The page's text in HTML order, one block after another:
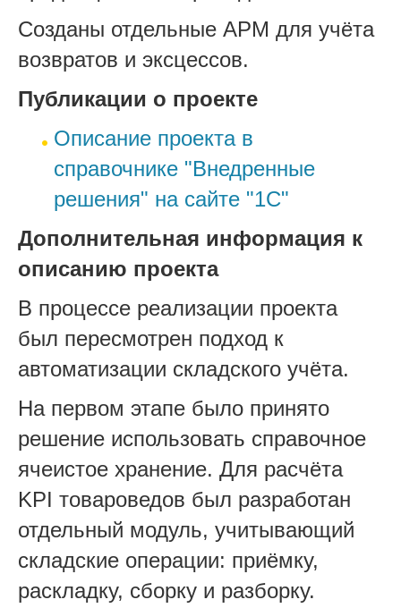
Созданы отдельные АРМ для учёта
возвратов и эксцессов.
Публикации о проекте
Описание проекта в
справочнике "Внедренные
решения" на сайте "1С"
Дополнительная информация к
описанию проекта
В процессе реализации проекта
был пересмотрен подход к
автоматизации складского учёта.
На первом этапе было принято
решение использовать справочное
ячеистое хранение. Для расчёта
KPI товароведов был разработан
отдельный модуль, учитывающий
складские операции: приёмку,
раскладку, сборку и разборку.